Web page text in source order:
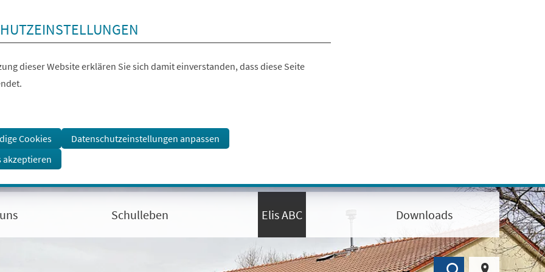
dieser Website erklären Sie sich damit einverstanden, dass diese Seite
Cookies
Datenschutzeinstellungen anpassen
akzeptieren
Schulleben Elis ABC Downloads